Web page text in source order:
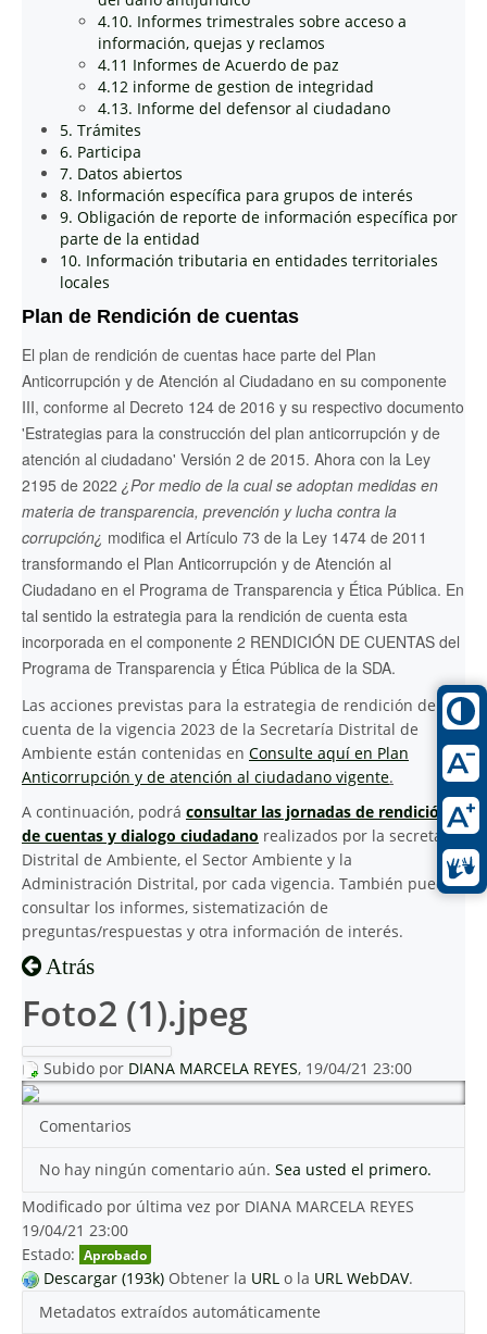
4.10. Informes trimestrales sobre acceso a
información, quejas y reclamos
4.11 Informes de Acuerdo de paz
4.12 informe de gestion de integridad
4.13. Informe del defensor al ciudadano
5. Trámites
6. Participa
7. Datos abiertos
8. Información específica para grupos de interés
9. Obligación de reporte de información específica por
parte de la entidad
10. Información tributaria en entidades territoriales
locales
Plan de Rendición de cuentas
El plan de rendición de cuentas hace parte del Plan
Anticorrupción y de Atención al Ciudadano en su componente
III, conforme al Decreto 124 de 2016 y su respectivo documento
'Estrategias para la construcción del plan anticorrupción y de
atención al ciudadano' Versión 2 de 2015. Ahora con la Ley
2195 de 2022 ¿Por medio de la cual se adoptan medidas en
materia de transparencia, prevención y lucha contra la
corrupción¿ modifica el Artículo 73 de la Ley 1474 de 2011
transformando el Plan Anticorrupción y de Atención al
Ciudadano en el Programa de Transparencia y Ética Pública. En
tal sentido la estrategia para la rendición de cuenta esta
incorporada en el componente 2 RENDICIÓN DE CUENTAS del
Programa de Transparencia y Ética Pública de la SDA.
Las acciones previstas para la estrategia de rendición de
cuenta de la vigencia 2023 de la Secretaría Distrital de
Ambiente están contenidas en Consulte aquí en Plan
Anticorrupción y de atención al ciudadano vigente.
A continuación, podrá consultar las jornadas de rendición
de cuentas y dialogo ciudadano realizados por la secretaria
Distrital de Ambiente, el Sector Ambiente y la
Administración Distrital, por cada vigencia. También puede
consultar los informes, sistematización de
preguntas/respuestas y otra información de interés.
Atrás
Foto2 (1).jpeg
Subido por DIANA MARCELA REYES, 19/04/21 23:00
Comentarios
No hay ningún comentario aún. Sea usted el primero.
Modificado por última vez por DIANA MARCELA REYES
19/04/21 23:00
Estado: Aprobado
Descargar (193k) Obtener la URL o la URL WebDAV.
Metadatos extraídos automáticamente